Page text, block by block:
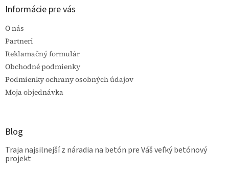
Informácie pre vás
O nás
Partneri
Reklamačný formulár
Obchodné podmienky
Podmienky ochrany osobných údajov
Moja objednávka
Blog
Traja najsilnejší z náradia na betón pre Váš veľký betónový
projekt